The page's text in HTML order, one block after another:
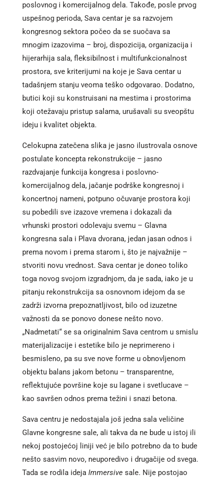
poslovnog i komercijalnog dela. Takođe, posle prvog
uspešnog perioda, Sava centar je sa razvojem
kongresnog sektora počeo da se suočava sa
mnogim izazovima – broj, dispozicija, organizacija i
hijerarhija sala, fleksibilnost i multifunkcionalnost
prostora, sve kriterijumi na koje je Sava centar u
tadašnjem stanju veoma teško odgovarao. Dodatno,
butici koji su konstruisani na mestima i prostorima
koji otežavaju pristup salama, urušavali su sveopštu
ideju i kvalitet objekta.
Celokupna zatečena slika je jasno ilustrovala osnove
postulate koncepta rekonstrukcije – jasno
razdvajanje funkcija kongresa i poslovno-
komercijalnog dela, jačanje podrške kongresnoj i
koncertnoj nameni, potpuno očuvanje prostora koji
su pobedili sve izazove vremena i dokazali da
vrhunski prostori odolevaju svemu – Glavna
kongresna sala i Plava dvorana, jedan jasan odnos i
prema novom i prema starom i, što je najvažnije –
stvoriti novu vrednost. Sava centar je doneo toliko
toga novog svojom izgradnjom, da je sada, iako je u
pitanju rekonstrukcija sa osnovnom idejom da se
zadrži izvorna prepoznatljivost, bilo od izuzetne
važnosti da se ponovo donese nešto novo.
„Nadmetati“ se sa originalnim Sava centrom u smislu
materijalizacije i estetike bilo je neprimereno i
besmisleno, pa su sve nove forme u obnovljenom
objektu balans jakom betonu – transparentne,
reflektujuće površine koje su lagane i svetlucave –
kao savršen odnos prema težini i snazi betona.
Sava centru je nedostajala još jedna sala veličine
Glavne kongresne sale, ali takva da ne bude u istoj ili
nekoj postojećoj liniji već je bilo potrebno da to bude
nešto sasvim novo, neuporedivo i drugačije od svega.
Tada se rodila ideja Immersivesale. Nije postojao